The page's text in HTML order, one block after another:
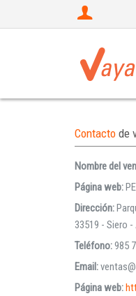
Contacto de
Nombre del
Página web:
Dirección:
33519 - Siero
Teléfono:985
Email:
Página web: